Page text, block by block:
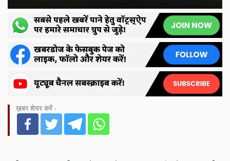
ख़बर शेयर करें -